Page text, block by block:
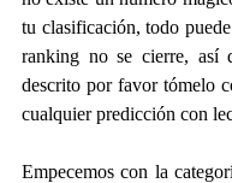
tu clasificación, todo
ranking no se cierre, así
descrito por favor tómelo
cualquier predicción con
Empecemos con la